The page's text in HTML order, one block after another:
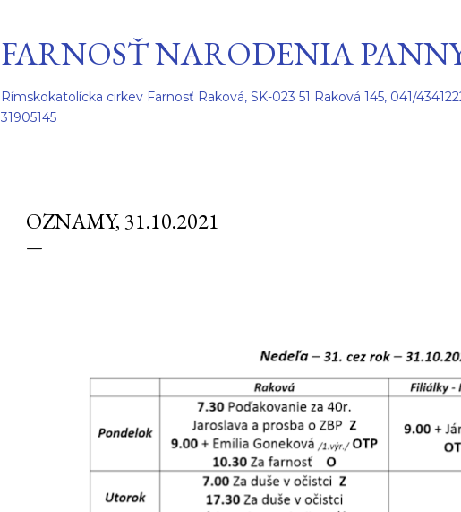
FARNOSŤ NARODENIA
Rímskokatolícka cirkev Farnosť Raková, SK-023 51 Raková 145, 041/
31905145
OZNAMY, 31.10.2021